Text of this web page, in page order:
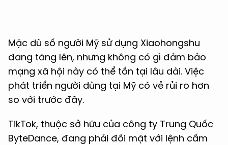
Mặc dù số người Mỹ sử dụng Xiaohongshu
đang tăng lên, nhưng không có gì đảm bảo
mạng xã hội này có thể tồn tại lâu dài. Việc
phát triển người dùng tại Mỹ có vẻ rủi ro hơn
so với trước đây.
TikTok, thuộc sở hữu của công ty Trung Quốc
ByteDance, đang phải đối mặt với lệnh cấm